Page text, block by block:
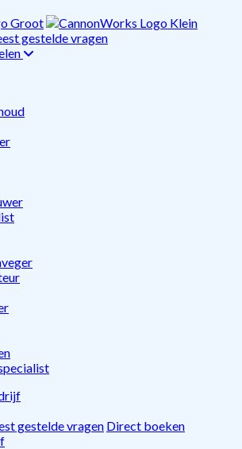
gestelde vragen
gestelde vragen Direct boeken